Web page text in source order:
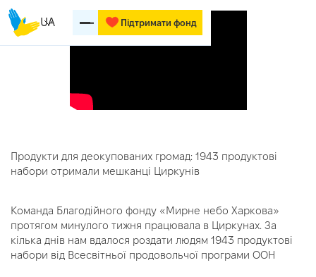
UA Підтримати фонд
Продукти для деокупованих громад: 1943 продуктові
набори отримали мешканці Циркунів
Команда Благодійного фонду «Мирне небо Харкова»
протягом минулого тижня працювала в Циркунах. За
кілька днів нам вдалося роздати людям 1943 продуктові
набори від Всесвітньої продовольчої програми ООН